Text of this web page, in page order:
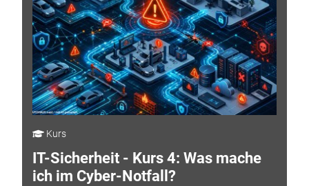
Kurs
IT-Sicherheit - Kurs 4: Was mache
ich im Cyber-Notfall?